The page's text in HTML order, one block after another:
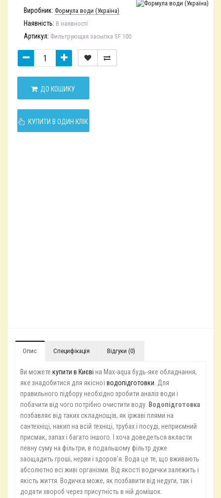
Виробник: Формула води (Україна)
Наявність: В наявності
Артикул: Фильтрующая засыпка SF 100
ДО КОШИКУ
КУПИТИ В ОДИН КЛІК
Опис Специфікація Відгуки (0)
Ви можете купити в Києві на Max-aqua будь-яке обладнання,
яке знадобитися для якісноїводопідготовки . Для
правильного підбору необхідно зробити аналіз води і
побачити від чого потрібно очистити воду. Водопідготовка
позбавляє від таких складнощів, як іржаві плями на
сантехніці, накип на всій техніці, трубах і посуді, неприємний
присмак, запах і багато іншого. І хоча доведеться вкласти
певну суму на фільтри, в подальшому фільтр дуже
заощадить гроші, нерви і здоров'я. Вода це те, що вживають
абсолютно всі живі організми. Від якості водички залежить і
якість життя. Водичка може, як позбавити від недуги, так і
додати хвороб через присутність в ній домішок.